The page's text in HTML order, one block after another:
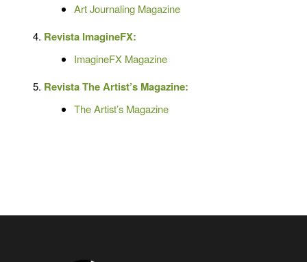
Art Journaling Magazine
Revista ImagineFX:
ImagineFX Magazine
Revista The Artist’s Magazine:
The Artist’s Magazine